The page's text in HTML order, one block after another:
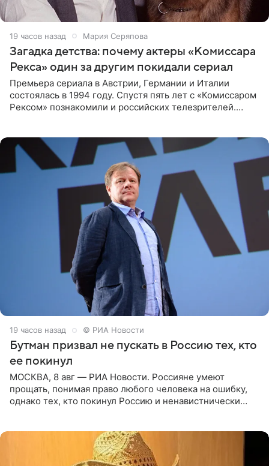
19 часов назад Мария Серяпова
Загадка детства: почему актеры «Комиссара
Рекса» один за другим покидали сериал
Премьера сериала в Австрии, Германии и Италии
состоялась в 1994 году. Спустя пять лет с «Комиссаром
Рексом» познакомили и российских телезрителей.
19 часов назад © РИА Новости
Бутман призвал не пускать в Россию тех, кто
ее покинул
МОСКВА, 8 авг — РИА Новости. Россияне умеют
прощать, понимая право любого человека на ошибку,
однако тех, кто покинул Россию и ненавистнически